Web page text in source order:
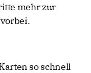
mehr zur
so schnell